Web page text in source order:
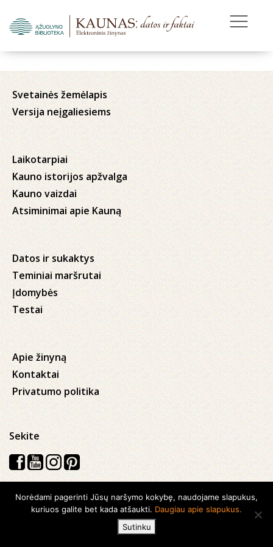
Svetainės žemėlapis
Versija neįgaliesiems
Laikotarpiai
Kauno istorijos apžvalga
Kauno vaizdai
Atsiminimai apie Kauną
Datos ir sukaktys
Teminiai maršrutai
Įdomybės
Testai
Apie žinyną
Kontaktai
Privatumo politika
Sekite
Visos teisės saugomos © 2026 Kauno apskrities viešoji Ąžuolyno
biblioteka
Norėdami pagerinti Jūsų naršymo kokybę, naudojame slapukus,
kuriuos galite bet kada atšaukti. Daugiau apie slapukus.
Sutinku